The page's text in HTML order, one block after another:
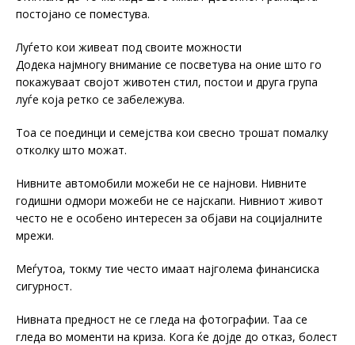
постојано се поместува.
Луѓето кои живеат под своите можности
Додека најмногу внимание се посветува на оние што го
покажуваат својот животен стил, постои и друга група
луѓе која ретко се забележува.
Тоа се поединци и семејства кои свесно трошат помалку
отколку што можат.
Нивните автомобили можеби не се најнови. Нивните
годишни одмори можеби не се најскапи. Нивниот живот
често не е особено интересен за објави на социјалните
мрежи.
Меѓутоа, токму тие често имаат најголема финансиска
сигурност.
Нивната предност не се гледа на фотографии. Таа се
гледа во моменти на криза. Кога ќе дојде до отказ, болест